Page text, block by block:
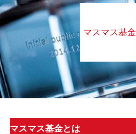
マスマス基金
マスマス基金とは
メッセージ
プロダクト
マスマス基金
サービス
会社概要